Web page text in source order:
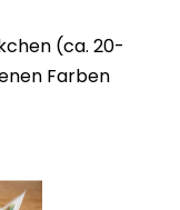
(ca. 20-
Farben